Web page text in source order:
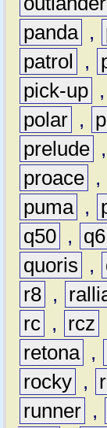
panda ,
patrol
,
pick-up ,
polar ,
prelude ,
proace ,
puma ,
q50 , q6
quoris
,
r8 ,
rc , rcz
retona ,
rocky ,
runner ,